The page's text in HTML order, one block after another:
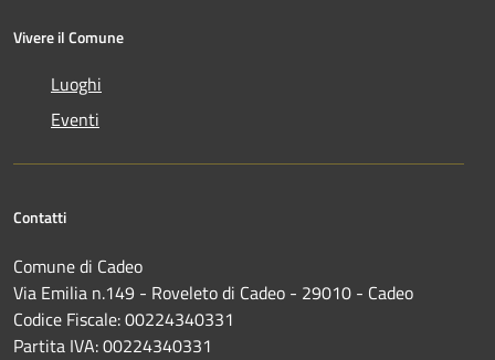
Vivere il Comune
Luoghi
Eventi
Contatti
Comune di Cadeo
Via Emilia n.149 - Roveleto di Cadeo - 29010 - Cadeo
Codice Fiscale: 00224340331
Partita IVA: 00224340331